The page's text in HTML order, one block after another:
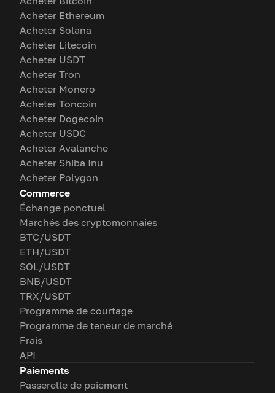
Acheter Ethereum
Acheter Solana
Acheter Litecoin
Acheter USDT
Acheter Tron
Acheter Monero
Acheter Toncoin
Acheter Dogecoin
Acheter USDC
Acheter Avalanche
Acheter Shiba Inu
Acheter Polygon
Commerce
Échange ponctuel
Marchés des cryptomonnaies
BTC/USDT
ETH/USDT
SOL/USDT
BNB/USDT
TRX/USDT
Programme de courtage
Programme de teneur de marché
Frais
API
Paiements
Passerelle de paiement